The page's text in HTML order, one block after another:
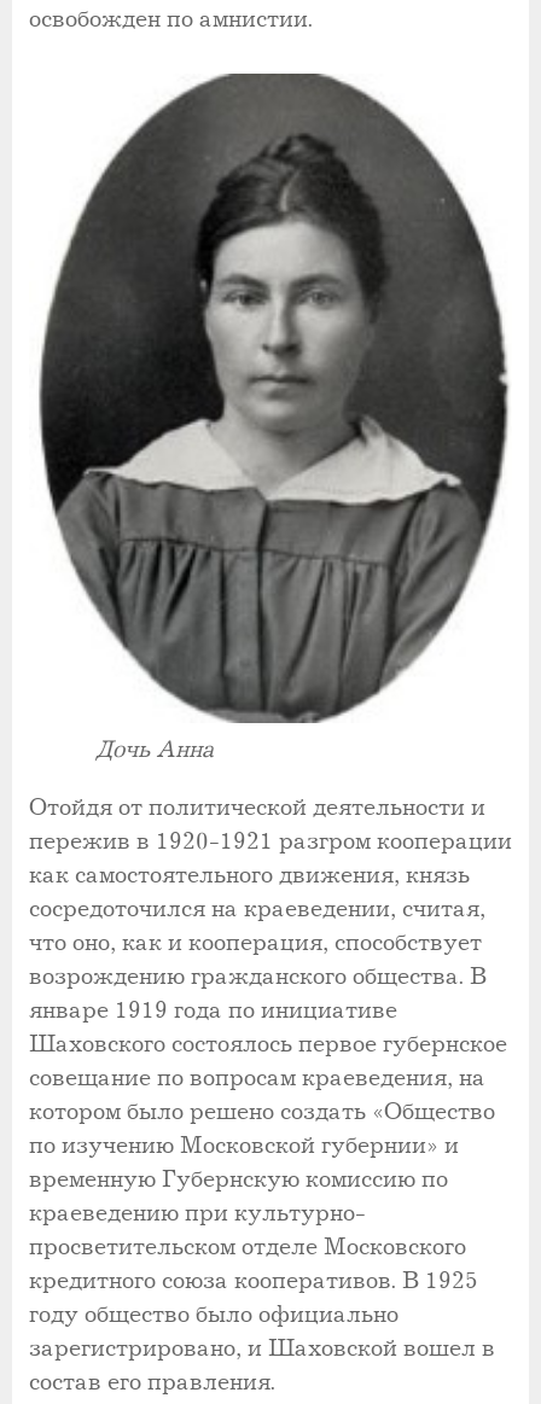
освобожден по амнистии.
Дочь Анна
Отойдя от политической деятельности и
пережив в 1920-1921 разгром кооперации
как самостоятельного движения, князь
сосредоточился на краеведении, считая,
что оно, как и кооперация, способствует
возрождению гражданского общества. В
январе 1919 года по инициативе
Шаховского состоялось первое губернское
совещание по вопросам краеведения, на
котором было решено создать «Общество
по изучению Московской губернии» и
временную Губернскую комиссию по
краеведению при культурно-
просветительском отделе Московского
кредитного союза кооперативов. В 1925
году общество было официально
зарегистрировано, и Шаховской вошел в
состав его правления.